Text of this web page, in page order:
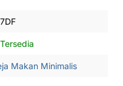
Tersedia
Makan Minimalis